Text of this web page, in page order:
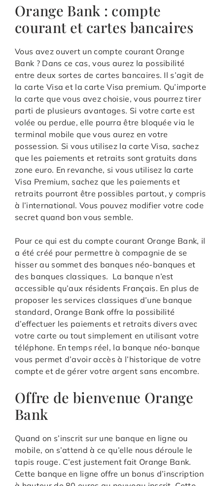
Orange Bank : compte
courant et cartes bancaires
Vous avez ouvert un compte courant Orange
Bank ? Dans ce cas, vous aurez la possibilité
entre deux sortes de cartes bancaires. Il s’agit de
la carte Visa et la carte Visa premium. Qu’importe
la carte que vous avez choisie, vous pourrez tirer
parti de plusieurs avantages. Si votre carte est
volée ou perdue, elle pourra être bloquée via le
terminal mobile que vous aurez en votre
possession. Si vous utilisez la carte Visa, sachez
que les paiements et retraits sont gratuits dans
zone euro. En revanche, si vous utilisez la carte
Visa Premium, sachez que les paiements et
retraits pourront être possibles partout, y compris
à l’international. Vous pouvez modifier votre code
secret quand bon vous semble.
Pour ce qui est du compte courant Orange Bank, il
a été créé pour permettre à compagnie de se
hisser au sommet des banques néo-banques et
des banques classiques. La banque n’est
accessible qu’aux résidents Français. En plus de
proposer les services classiques d’une banque
standard, Orange Bank offre la possibilité
d’effectuer les paiements et retraits divers avec
votre carte ou tout simplement en utilisant votre
téléphone. En temps réel, la banque néo-banque
vous permet d’avoir accès à l’historique de votre
compte et de gérer votre argent sans encombre.
Offre de bienvenue Orange
Bank
Quand on s’inscrit sur une banque en ligne ou
mobile, on s’attend à ce qu’elle nous déroule le
tapis rouge. C’est justement fait Orange Bank.
Cette banque en ligne offre un bonus d’inscription